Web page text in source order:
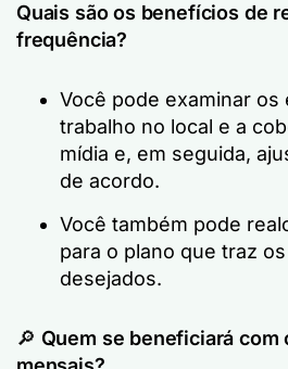
Quais são os benefícios de
frequência?
Você pode examinar os
trabalho no local e a
mídia e, em seguida,
de acordo.
Você também pode
para o plano que traz
desejados.
🔎 Quem se beneficiará com